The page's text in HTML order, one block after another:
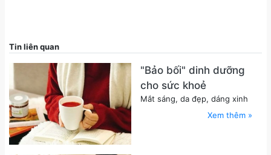
Tin liên quan
"Bảo bối" dinh dưỡng
cho sức khoẻ
Mắt sáng, da đẹp, dáng xinh
Xem thêm »